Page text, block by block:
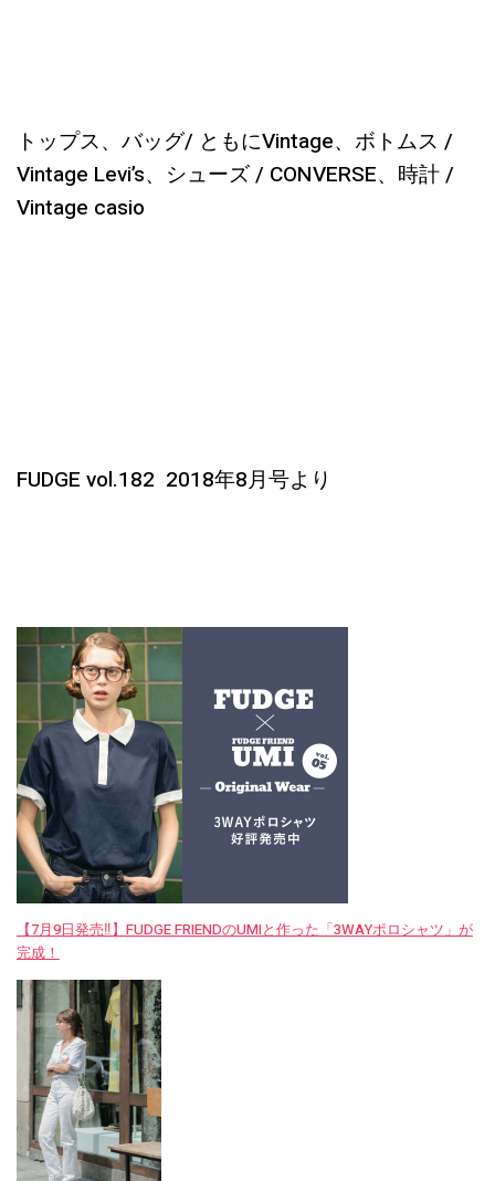
トップス、バッグ/ ともにVintage、ボトムス /
Vintage Levi’s、シューズ / CONVERSE、時計 /
Vintage casio
FUDGE vol.182 2018年8月号より
【7月9日発売‼︎】FUDGE FRIENDのUMIと作った「3WAYポロシャツ」が
完成！